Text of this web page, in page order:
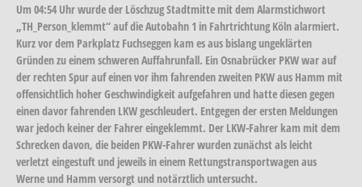
Um 04:54 Uhr wurde der Löschzug Stadtmitte mit dem Alarmstichwort
„TH_Person_klemmt“ auf die Autobahn 1 in Fahrtrichtung Köln alarmiert.
Kurz vor dem Parkplatz Fuchseggen kam es aus bislang ungeklärten
Gründen zu einem schweren Auffahrunfall. Ein Osnabrücker PKW war auf
der rechten Spur auf einen vor ihm fahrenden zweiten PKW aus Hamm mit
offensichtlich hoher Geschwindigkeit aufgefahren und hatte diesen gegen
einen davor fahrenden LKW geschleudert. Entgegen der ersten Meldungen
war jedoch keiner der Fahrer eingeklemmt. Der LKW-Fahrer kam mit dem
Schrecken davon, die beiden PKW-Fahrer wurden zunächst als leicht
verletzt eingestuft und jeweils in einem Rettungstransportwagen aus
Werne und Hamm versorgt und notärztlich untersucht.